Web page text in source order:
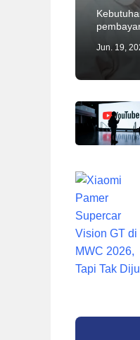
Jun. 19,